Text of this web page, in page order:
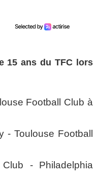
15 ans du TFC lors
Football Club à
- Toulouse Football
- Philadelphia